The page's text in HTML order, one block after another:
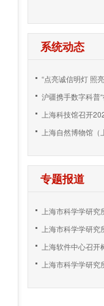
系统动态
“点亮诚信明灯 照
沪疆携手数字科普
上海科技馆召开
上海自然博物馆
专题报道
上海市科学学研
上海市科学学研
上海软件中心召
上海市科学学研